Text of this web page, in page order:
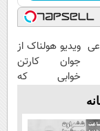
|
ویدیو هولناک از
جوان کارتن
خوابی که